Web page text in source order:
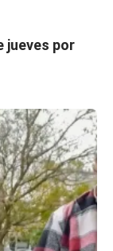
jueves por